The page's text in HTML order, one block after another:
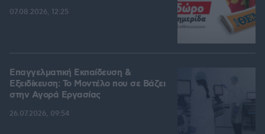
07.08.2026, 12:25
Επαγγελματική Εκπαίδευση &
Εξειδίκευση: Το Mοντέλο που σε Bάζει
στην Aγορά Eργασίας
26.07.2026, 09:54